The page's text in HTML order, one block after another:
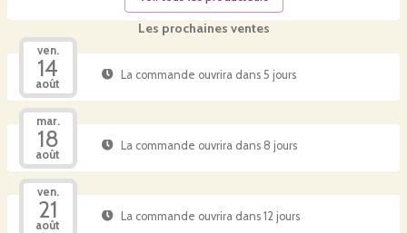
Les prochaines ventes
ven.
14
août
La commande ouvrira dans 5 jours
mar.
18
août
La commande ouvrira dans 8 jours
ven.
21
août
La commande ouvrira dans 12 jours